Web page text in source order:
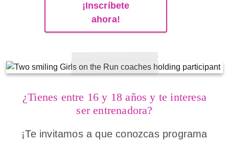
¡Inscríbete
ahora!
¿Tienes entre 16 y 18 años y te interesa
ser entrenadora?
¡Te invitamos a que conozcas programa